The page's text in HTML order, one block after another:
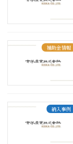
補助金情報
納入事例